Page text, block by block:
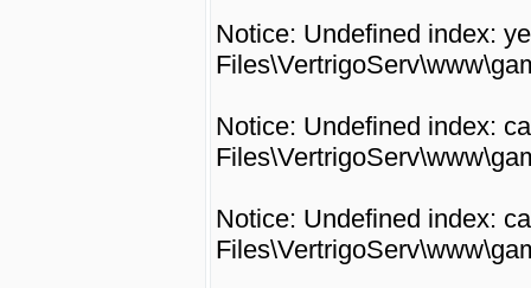
Notice: Undefined index:
Notice: Undefined index:
Notice: Undefined index: